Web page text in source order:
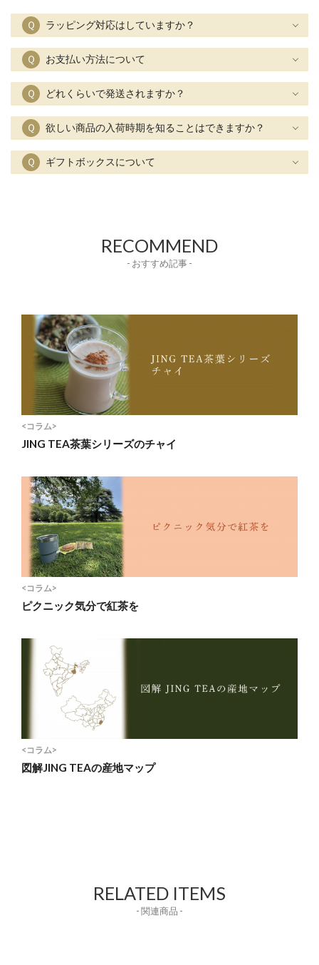
Ｑ ラッピング対応はしていますか？
Ｑ お支払い方法について
Ｑ どれくらいで発送されますか？
Ｑ 欲しい商品の入荷時期を知ることはできますか？
Ｑ ギフトボックスについて
RECOMMEND
- おすすめ記事 -
<コラム>
JING TEA茶葉シリーズのチャイ
<コラム>
ピクニック気分で紅茶を
<コラム>
図解JING TEAの産地マップ
RELATED ITEMS
- 関連商品 -